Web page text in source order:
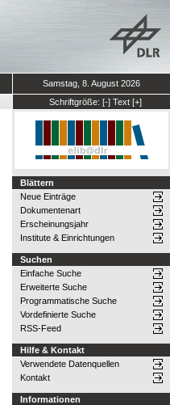
Samstag, 8. August 2026
Schriftgröße: [-] Text [+]
Blättern
Neue Einträge
Dokumentenart
Erscheinungsjahr
Institute & Einrichtungen
Suchen
Einfache Suche
Erweiterte Suche
Programmatische Suche
Vordefinierte Suche
RSS-Feed
Hilfe & Kontakt
Verwendete Datenquellen
Kontakt
Informationen